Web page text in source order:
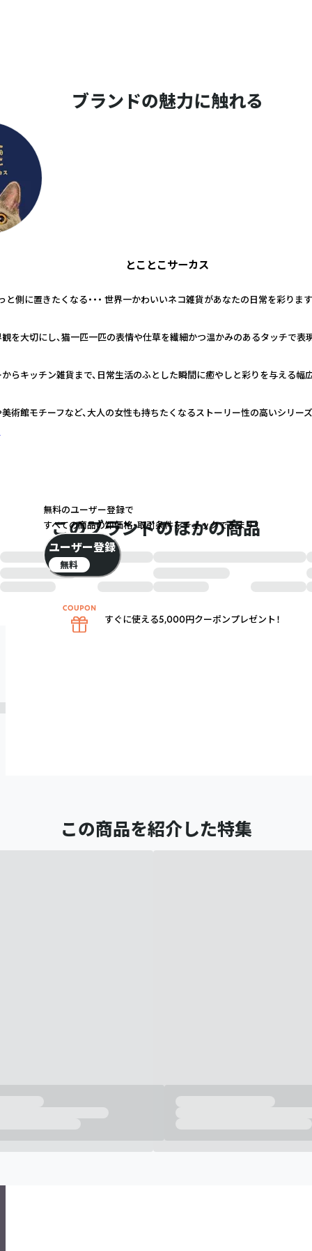
ブランドの魅力に触れる
とことこサーカス
と側に置きたくなる・・・ 世界一かわいいネコ雑貨があなたの日常を彩ります
を大切にし、猫一匹一匹の表情や仕草を繊細かつ温かみのあるタッチで表
らキッチン雑貨まで、日常生活のふとした瞬間に癒やしと彩りを与える幅
術館モチーフなど、大人の女性も持ちたくなるストーリー性の高いシリー
このブランドのほかの商品
この商品を紹介した特集
無料のユーザー登録で
すべての商品の卸価格・取引条件をチェックできます！
ユーザー登録
無料
すぐに使える5,000円クーポンプレゼント！